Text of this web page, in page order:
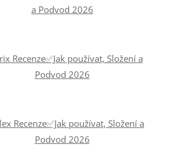
a Podvod 2026
Recenze✅Jak používat, Složení a
Podvod 2026
Recenze✅Jak používat, Složení a
Podvod 2026